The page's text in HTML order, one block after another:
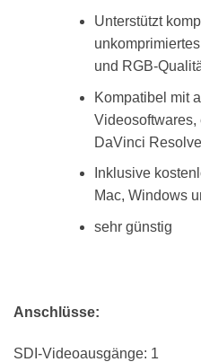
Unterstützt
und RGB-
Kompatibel mit
DaVinci Resolve
Inklusive
Mac, Windows
sehr günstig
Anschlüsse:
SDI-Videoausgänge: 1